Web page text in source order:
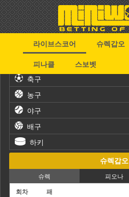
라이브스코어 슈렉갑오
피나클
스보벳
축구
농구
야구
배구
하키
슈렉갑오
슈렉 피오나
회차 패